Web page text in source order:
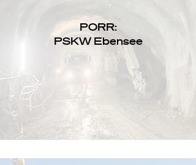
PORR:
PSKW Ebensee